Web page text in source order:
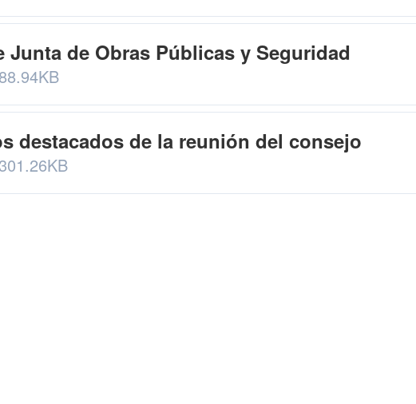
Junta de Obras Públicas y Seguridad
88.94KB
destacados de la reunión del consejo
301.26KB